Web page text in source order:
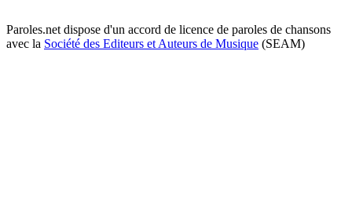
Paroles.net dispose d'un accord de licence de paroles de chansons
avec la Société des Editeurs et Auteurs de Musique (SEAM)